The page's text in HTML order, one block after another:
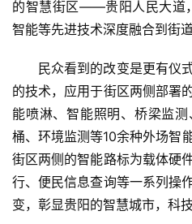
5
G
人
工
智
能
A
I
的智慧街区——贵阳人民大道
智能等先进技术深度融合到街道
民众看到的改变是更有仪
的技术，应用于街区两侧部署
能喷淋、智能照明、桥梁监
桶、环境监测等10余种外场智
街区两侧的智能路标为载体硬
行、便民信息查询等一系列操
变，彰显贵阳的智慧城市，科技